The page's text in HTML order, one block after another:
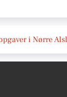
i Nørre